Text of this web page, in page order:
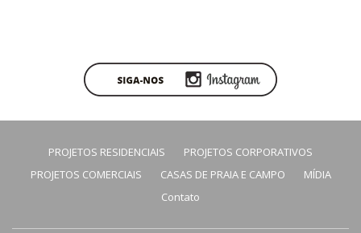
PROJETOS RESIDENCIAIS
PROJETOS CORPORATIVOS
PROJETOS COMERCIAIS
CASAS DE PRAIA E CAMPO
MÍDIA
Contato